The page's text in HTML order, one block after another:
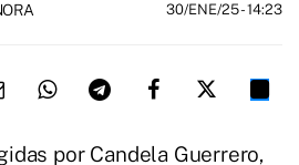
30/ENE/25- 14:23
por Candela Guerrero,